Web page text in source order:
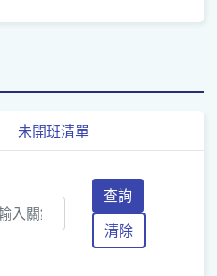
未開班清單
查詢
清除